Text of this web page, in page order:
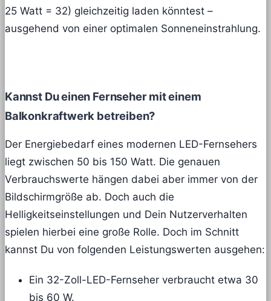
25 Watt = 32) gleichzeitig laden könntest –
ausgehend von einer optimalen Sonneneinstrahlung.
Kannst Du einen Fernseher mit einem
Balkonkraftwerk betreiben?
Der Energiebedarf eines modernen LED-Fernsehers
liegt zwischen 50 bis 150 Watt. Die genauen
Verbrauchswerte hängen dabei aber immer von der
Bildschirmgröße ab. Doch auch die
Helligkeitseinstellungen und Dein Nutzerverhalten
spielen hierbei eine große Rolle. Doch im Schnitt
kannst Du von folgenden Leistungswerten ausgehen:
Ein 32-Zoll-LED-Fernseher verbraucht etwa 30
bis 60 W.